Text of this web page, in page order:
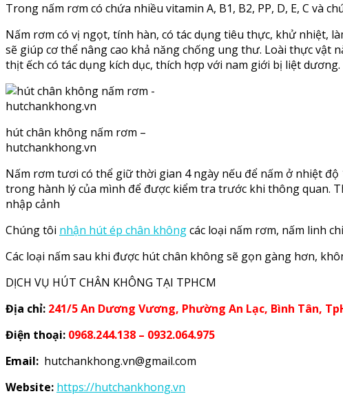
Trong nấm rơm có chứa nhiều vitamin A, B1, B2, PP, D, E, C và
Nấm rơm có vị ngọt, tính hàn, có tác dụng tiêu thực, khử nhiệt,
sẽ giúp cơ thể nâng cao khả năng chống ung thư. Loài thực vật
thịt ếch có tác dụng kích dục, thích hợp với nam giới bị liệt dương.
hút chân không nấm rơm –
hutchankhong.vn
Nấm rơm tươi có thể giữ thời gian 4 ngày nếu để nấm ở nhiệt
trong hành lý của mình để được kiểm tra trước khi thông quan.
nhập cảnh
Chúng tôi nhận hút ép chân khôngcác loại nấm rơm, nấm linh
Các loại nấm sau khi được hút chân không sẽ gọn gàng hơn,
DỊCH VỤ HÚT CHÂN KHÔNG TẠI TPHCM
Địa chỉ: 241/5 An Dương Vương, Phường An Lạc, Bình Tân,
Điện thoại: 0968.244.138 – 0932.064.975
Email: hutchankhong.vn@gmail.com
Website: https://hutchankhong.vn